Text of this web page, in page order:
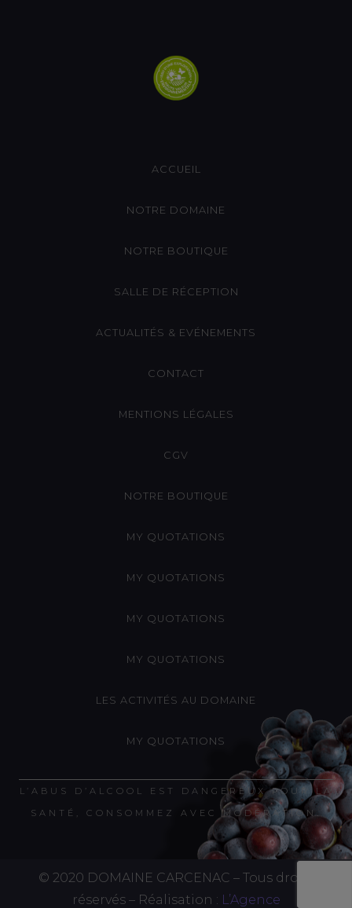
ACCUEIL
NOTRE DOMAINE
NOTRE BOUTIQUE
SALLE DE RÉCEPTION
ACTUALITÉS & EVÉNEMENTS
CONTACT
MENTIONS LÉGALES
CGV
NOTRE BOUTIQUE
MY QUOTATIONS
MY QUOTATIONS
MY QUOTATIONS
MY QUOTATIONS
LES ACTIVITÉS AU DOMAINE
MY QUOTATIONS
L’ABUS D’ALCOOL EST DANGEREUX POUR LA
SANTÉ, CONSOMMEZ AVEC MODÉRATION.
© 2020 DOMAINE CARCENAC – Tous droits
réservés – Réalisation : L’Agence